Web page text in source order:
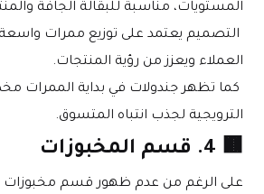
المستويات، مناسبة للبقالة الجافة
العملاء ويعزز من رؤية المنتجات.
الترويجية لجذب انتباه المتسوق.
🟫 4. قسم المخبوزات